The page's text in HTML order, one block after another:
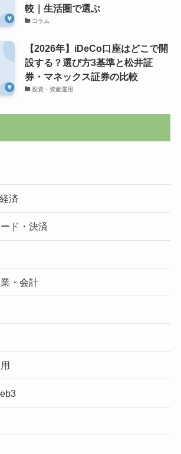
較｜生活圏で選ぶ
コラム
【2026年】iDeCo口座はどこで開
設する？選び方3基準と松井証
券・マネックス証券の比較
投資・資産運用
済
ド・決済
・会計